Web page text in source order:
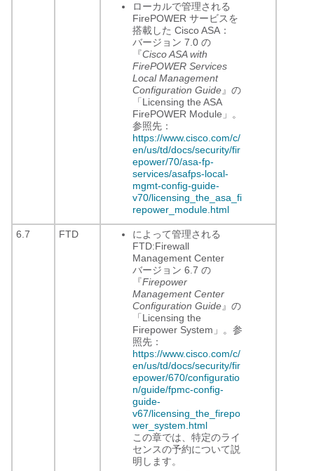
ローカルで管理される
FirePOWER サービスを
搭載した Cisco ASA：
バージョン 7.0 の
『Cisco ASA with
FirePOWER Services
Local Management
Configuration Guide』の
「Licensing the ASA
FirePOWER Module」。
参照先：
https://www.cisco.com/c/
en/us/td/docs/security/fir
epower/70/asa-fp-
services/asafps-local-
mgmt-config-guide-
v70/licensing_the_asa_fi
repower_module.html
6.7 FTD
によって管理される
FTD:Firewall
Management Center
バージョン 6.7 の
『Firepower
Management Center
Configuration Guide』の
「Licensing the
Firepower System」。参
照先：
https://www.cisco.com/c/
en/us/td/docs/security/fir
epower/670/configuratio
n/guide/fpmc-config-
guide-
v67/licensing_the_firepo
wer_system.html
この章では、特定のライ
センスの予約について説
明します。